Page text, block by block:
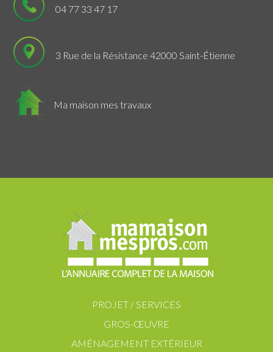
04 77 33 47 17
3 Rue de la Résistance 42000 Saint-Étienne
Ma maison mes travaux
PROJET / SERVICES
GROS-ŒUVRE
AMÉNAGEMENT EXTÉRIEUR